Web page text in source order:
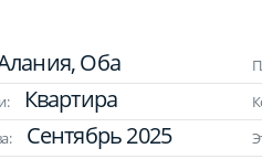
Оба
Квартира
Сентябрь 2025